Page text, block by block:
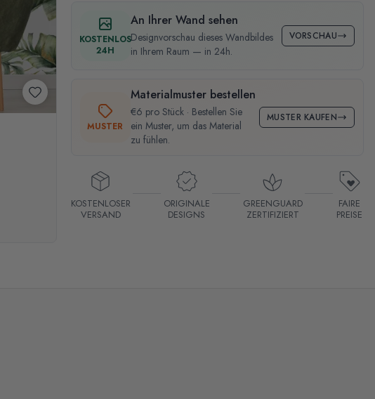
KOSTENLOS
24H
An Ihrer Wand sehen
Designvorschau dieses Wandbildes
in Ihrem Raum — in 24h.
VORSCHAU
MUSTER
Materialmuster bestellen
€6 pro Stück · Bestellen Sie
ein Muster, um das Material
zu fühlen.
MUSTER KAUFEN
KOSTENLOSER
VERSAND
ORIGINALE
DESIGNS
GREENGUARD
ZERTIFIZIERT
FAIRE
PREISE